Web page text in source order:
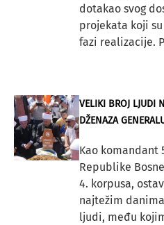
dotakao svog
projekata koji
fazi realizacije.
VELIKI BROJ LJUDI
DŽENAZA
Kao komandant
Republike
4. korpusa,
najtežim
ljudi, među